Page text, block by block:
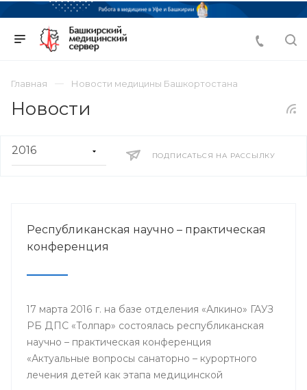
Главная Новости медицины Башкортостана
Новости
ПОДПИСАТЬСЯ НА РАССЫЛКУ
Республиканская научно – практическая
конференция
17 марта 2016 г. на базе отделения «Алкино» ГАУЗ
РБ ДПС «Толпар» состоялась республиканская
научно – практическая конференция
«Актуальные вопросы санаторно – курортного
лечения детей как этапа медицинской